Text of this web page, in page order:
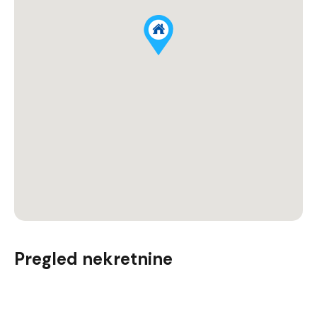
Pregled nekretnine